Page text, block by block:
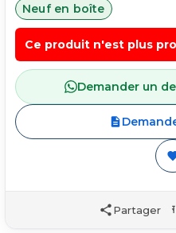
Neuf en boîte
Ce produit n'est plus
Demander un
Partager